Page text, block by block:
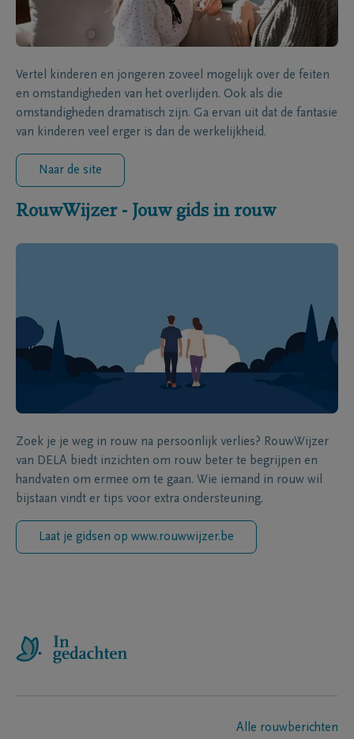
Vertel kinderen en jongeren zoveel mogelijk over de feiten
en omstandigheden van het overlijden. Ook als die
omstandigheden dramatisch zijn. Ga ervan uit dat de fantasie
van kinderen veel erger is dan de werkelijkheid.
Naar de site
RouwWijzer - Jouw gids in rouw
Zoek je je weg in rouw na persoonlijk verlies? RouwWijzer
van DELA biedt inzichten om rouw beter te begrijpen en
handvaten om ermee om te gaan. Wie iemand in rouw wil
bijstaan vindt er tips voor extra ondersteuning.
Laat je gidsen op www.rouwwijzer.be
Alle rouwberichten